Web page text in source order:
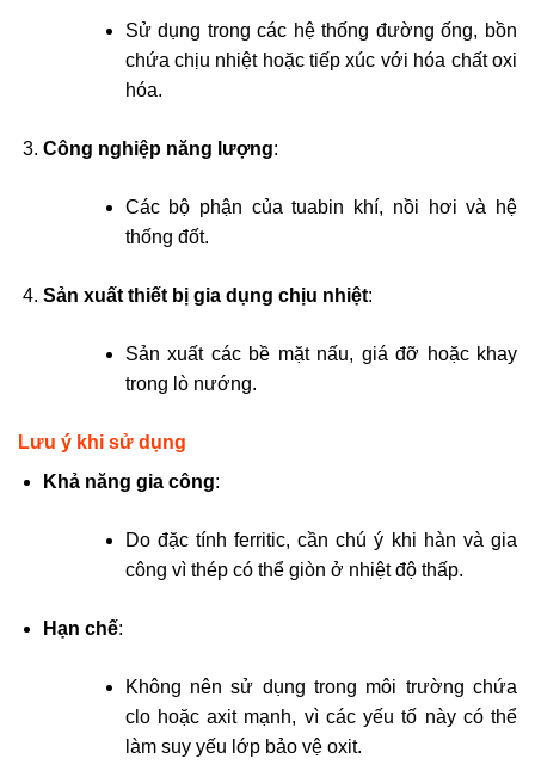
Sử dụng trong các hệ thống đường ống, bồn
chứa chịu nhiệt hoặc tiếp xúc với hóa chất oxi
hóa.
Công nghiệp năng lượng:
Các bộ phận của tuabin khí, nồi hơi và hệ
thống đốt.
Sản xuất thiết bị gia dụng chịu nhiệt:
Sản xuất các bề mặt nấu, giá đỡ hoặc khay
trong lò nướng.
Lưu ý khi sử dụng
Khả năng gia công:
Do đặc tính ferritic, cần chú ý khi hàn và gia
công vì thép có thể giòn ở nhiệt độ thấp.
Hạn chế:
Không nên sử dụng trong môi trường chứa
clo hoặc axit mạnh, vì các yếu tố này có thể
làm suy yếu lớp bảo vệ oxit.